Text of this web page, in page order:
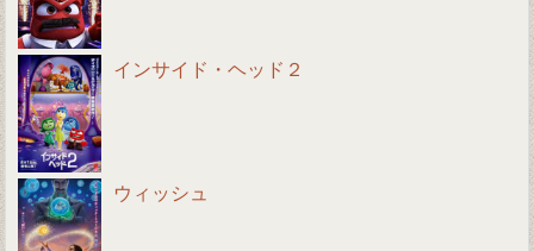
インサイド・ヘッド２
ウィッシュ